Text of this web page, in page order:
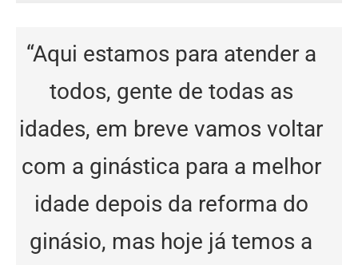
“Aqui estamos para atender a
todos, gente de todas as
idades, em breve vamos voltar
com a ginástica para a melhor
idade depois da reforma do
ginásio, mas hoje já temos a